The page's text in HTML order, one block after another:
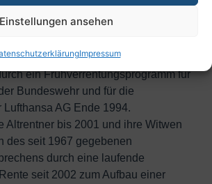
Einstellungen ansehen
Impressum
einem reinen Umlagesystem die
finanziert haben –
die Kassen der VBL seit 1992
ein Frühverrentungsprogramm für
Bundeswehr und für die
Lufthansa AG Ende 1994.
Altrentner bis 2001 und ihre Witwen
des seit 1967 gegebenen
durch eine laufende
seit 2002 zum Aufbau einer